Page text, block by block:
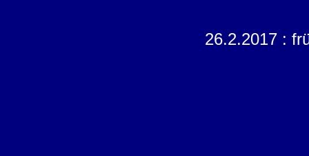
26.2.2017 :